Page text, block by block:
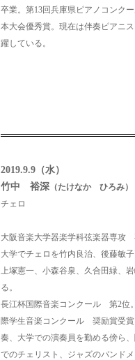
卒業。 第13回兵庫県ピアノコンク
本大会優秀賞。 現在は伴奏ピアニ
躍している。
2019.9.9（水）
竹中 裕深 （たけなか ひろみ）
チェロ
大阪音楽大学器楽学科弦楽器専攻
大学でチェロを竹内良治、後藤敏子
上塚憲一、小森谷泉、久合田緑、
る。
長江杯国際音楽コンクール 第2位。
際学生音楽コンクール 奨励賞受賞
奏、大学での演奏員を勤める傍ら、
でのチェリスト、ジャズのバンド